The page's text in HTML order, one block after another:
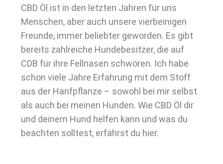
CBD Öl ist in den letzten Jahren für uns
Menschen, aber auch unsere vierbeinigen
Freunde, immer beliebter geworden. Es gibt
bereits zahlreiche Hundebesitzer, die auf
CDB für ihre Fellnasen schwören. Ich habe
schon viele Jahre Erfahrung mit dem Stoff
aus der Hanfpflanze – sowohl bei mir selbst
als auch bei meinen Hunden. Wie CBD Öl dir
und deinem Hund helfen kann und was du
beachten solltest, erfährst du hier.